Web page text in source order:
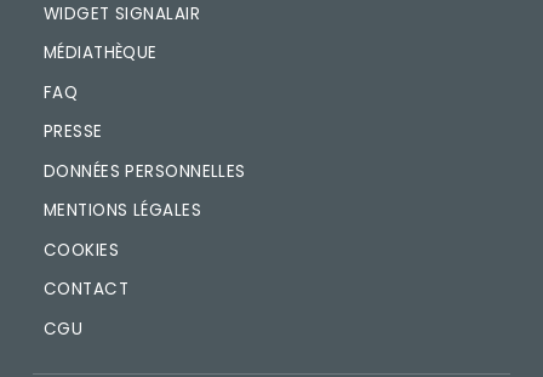
WIDGET SIGNALAIR
MÉDIATHÈQUE
FAQ
PRESSE
DONNÉES PERSONNELLES
MENTIONS LÉGALES
COOKIES
CONTACT
CGU